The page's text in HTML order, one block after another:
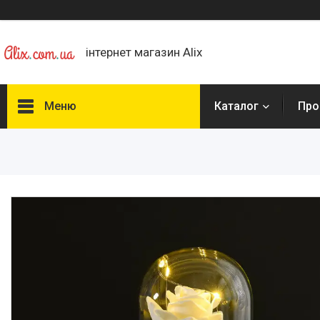
інтернет магазин Alix
Меню Каталог